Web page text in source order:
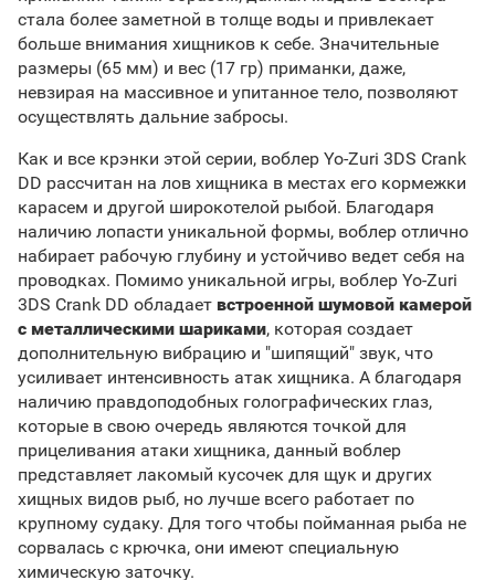
стала более заметной в толще воды и привлекает
больше внимания хищников к себе. Значительные
размеры (65 мм) и вес (17 гр) приманки, даже,
невзирая на массивное и упитанное тело, позволяют
осуществлять дальние забросы.
Как и все крэнки этой серии, воблер Yo-Zuri 3DS Crank
DD рассчитан на лов хищника в местах его кормежки
карасем и другой широкотелой рыбой. Благодаря
наличию лопасти уникальной формы, воблер отлично
набирает рабочую глубину и устойчиво ведет себя на
проводках. Помимо уникальной игры, воблер Yo-Zuri
3DS Crank DD обладает встроенной шумовой камерой
с металлическими шариками, которая создает
дополнительную вибрацию и "шипящий" звук, что
усиливает интенсивность атак хищника. А благодаря
наличию правдоподобных голографических глаз,
которые в свою очередь являются точкой для
прицеливания атаки хищника, данный воблер
представляет лакомый кусочек для щук и других
хищных видов рыб, но лучше всего работает по
крупному судаку. Для того чтобы пойманная рыба не
сорвалась с крючка, они имеют специальную
химическую заточку.